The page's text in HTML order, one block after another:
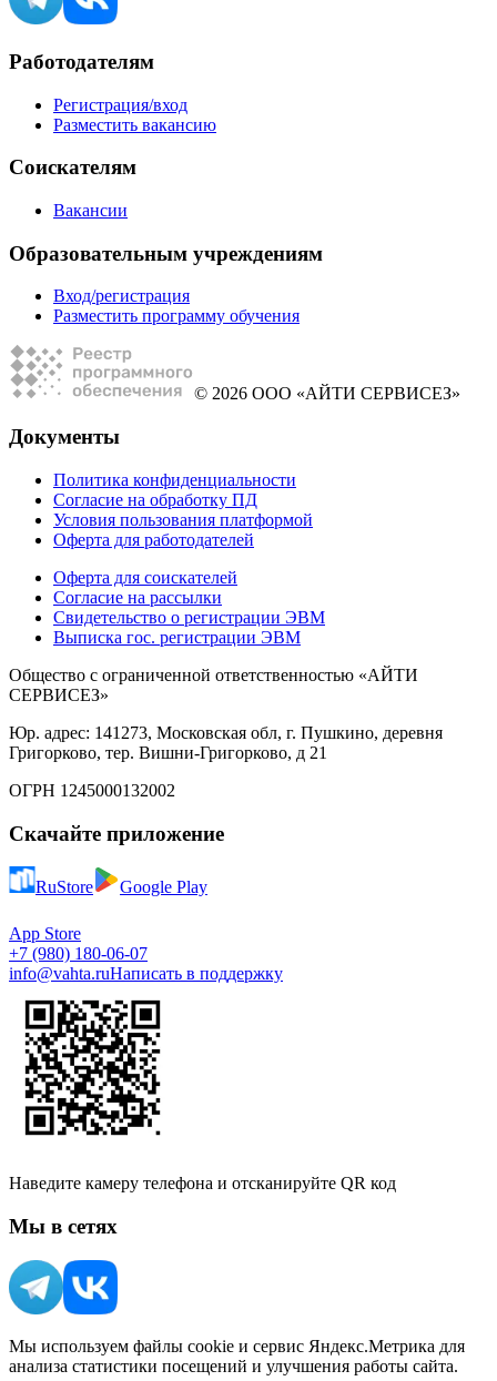
Работодателям
Регистрация/вход
Разместить вакансию
Соискателям
Вакансии
Образовательным учреждениям
Вход/регистрация
Разместить программу обучения
© 2026 ООО «АЙТИ СЕРВИСЕЗ»
Документы
Политика конфиденциальности
Согласие на обработку ПД
Условия пользования платформой
Оферта для работодателей
Оферта для соискателей
Согласие на рассылки
Свидетельство о регистрации ЭВМ
Выписка гос. регистрации ЭВМ
Общество с ограниченной ответственностью «АЙТИ
СЕРВИСЕЗ»
Юр. адрес: 141273, Московская обл, г. Пушкино, деревня
Григорково, тер. Вишни-Григорково, д 21
ОГРН 1245000132002
Скачайте приложение
RuStore Google Play
App Store
+7 (980) 180-06-07
info@vahta.ruНаписать в поддержку
Наведите камеру телефона и отсканируйте QR код
Мы в сетях
Мы используем файлы cookie и сервис Яндекс.Метрика для
анализа статистики посещений и улучшения работы сайта.